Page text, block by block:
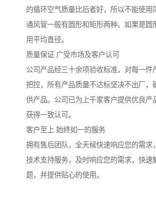
的循环空气质量比后者好，所以不能使用
通风管一般有圆形和矩形两种。如果是圆
用平均直径。
质量保证 广受市场及客户认可
公司产品经三十余项验收标准，对每一件
把控，所有产品质量不达标坚决不出厂，
供产品。公司已为上千家客户提供优良产
获得一致认可。
客户至上 始终如一的服务
拥有售后团队，全天候快速响应您的需求
技术支持服务，及时响应您的需求，快速
题，并提供贴心的使用。